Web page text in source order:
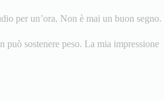
per un’ora. Non è mai un buon segno.
può sostenere peso. La mia impressione